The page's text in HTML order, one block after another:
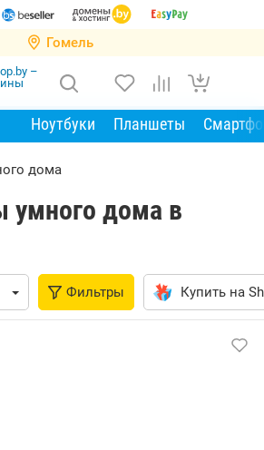
Гомель
Ноутбуки Планшеты
дома
умного дома в
Фильтры Купить на